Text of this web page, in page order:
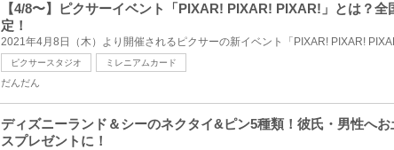
【4/8〜】ピクサーイベント「PIXAR! PIXAR! PIXAR!」とは？全
定！
ピクサースタジオ ミレニアムカード
だんだん
ディズニーランド＆シーのネクタイ&ピン5種類！彼氏・男性へ
スプレゼントに！